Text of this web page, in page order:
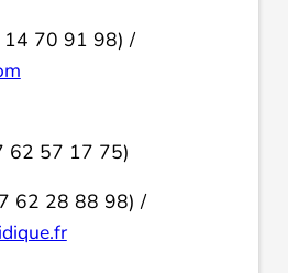
14 70 91 98) /
62 57 17 75)
62 28 88 98) /